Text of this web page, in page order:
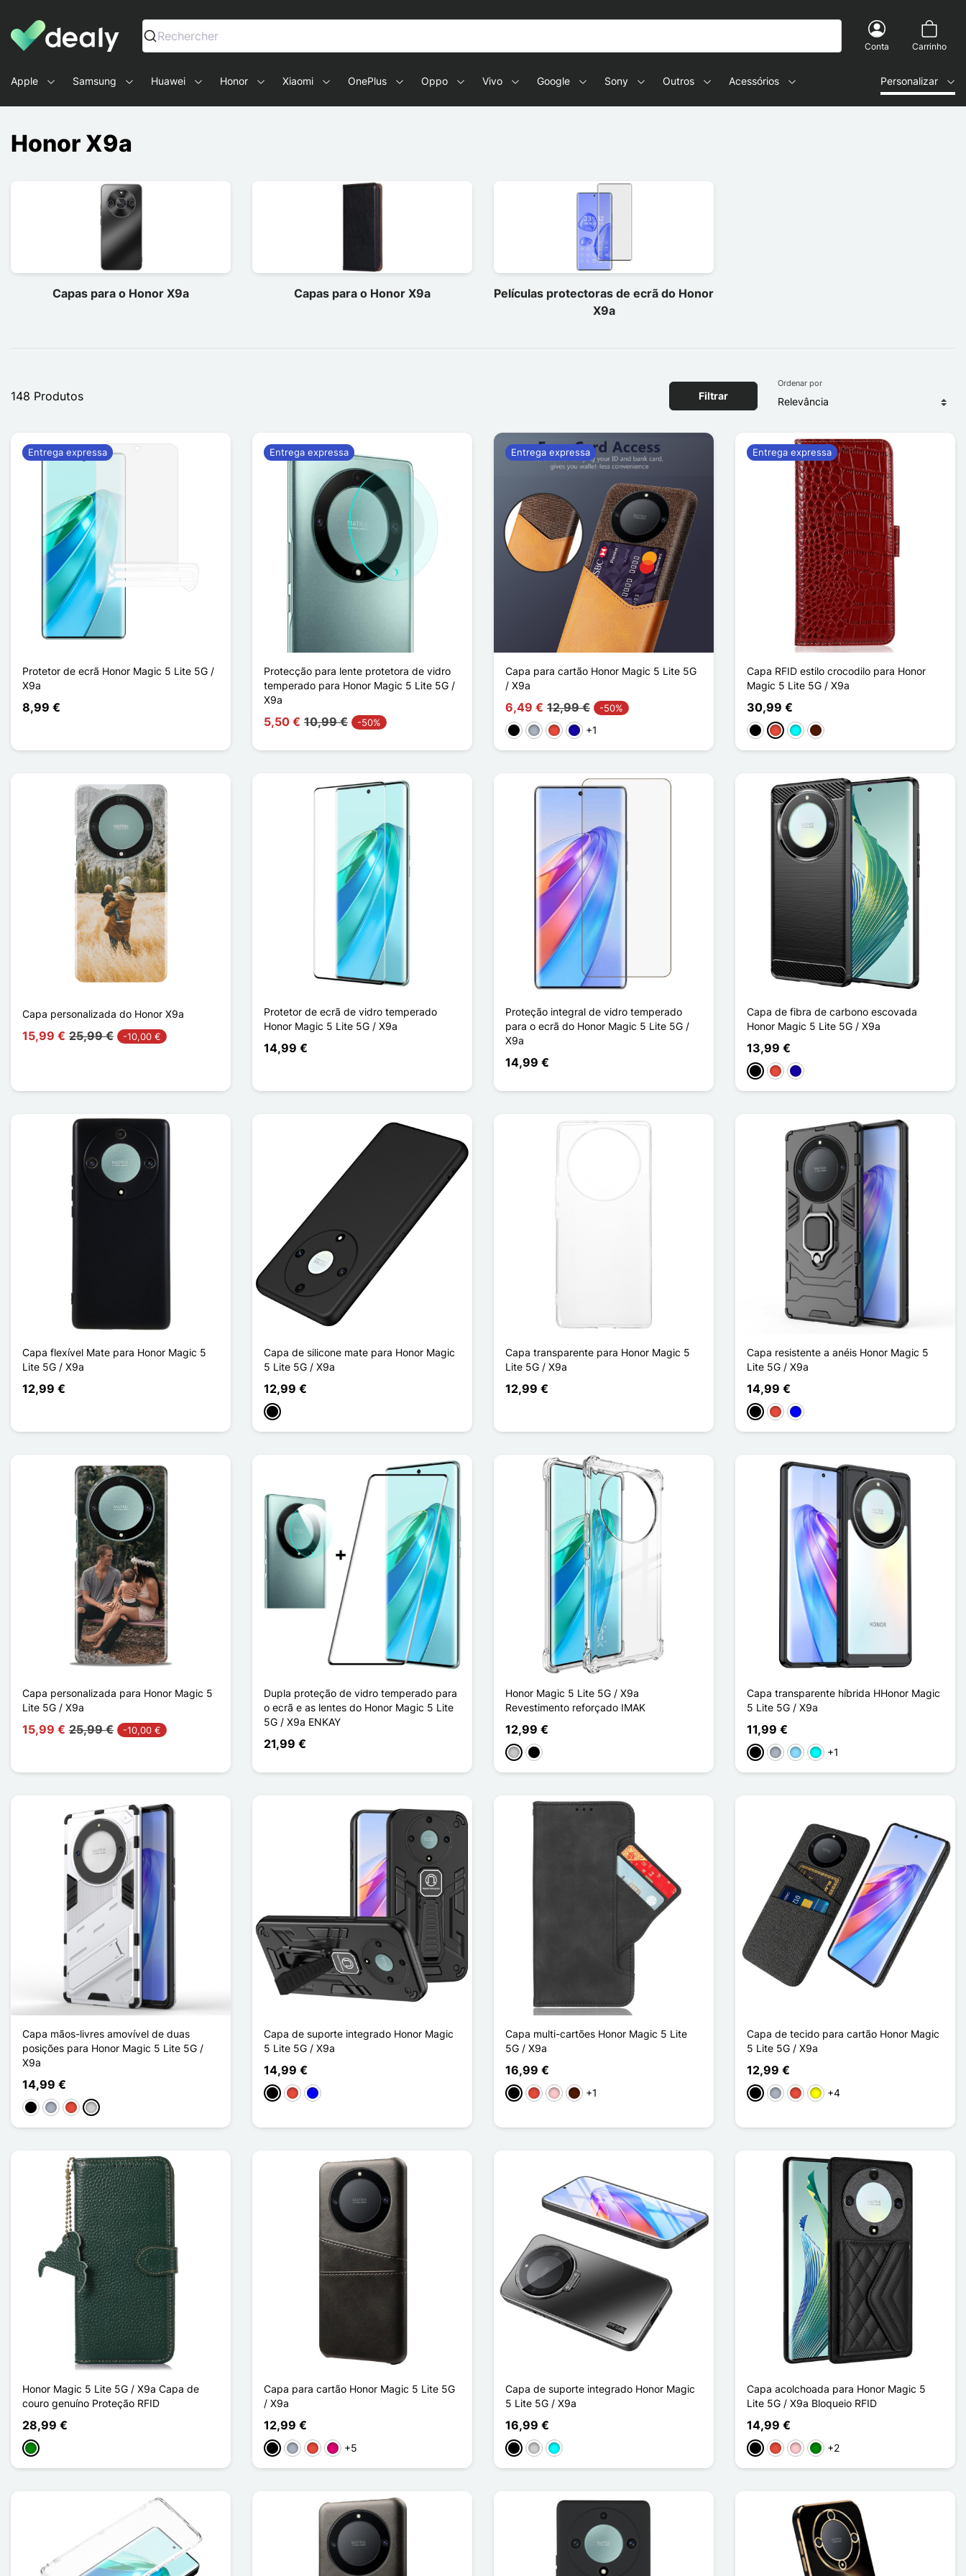
Dealy - Capas e acessórios para smartphones e tablets
Rechercher
Conta Carrinho
Apple Samsung Huawei Honor Xiaomi OnePlus Oppo Vivo Google Sony Outros Acessórios Personalizar
Honor X9a
Capas para o Honor X9a Capas para o Honor X9a
Películas protectoras de ecrã do Honor
X9a
148 Produtos Filtrar
Ordenar por
Protetor de ecrã Honor Magic 5 Lite 5G /
X9a
8,99 €
Entrega expressa
Protecção para lente protetora de vidro
temperado para Honor Magic 5 Lite 5G /
X9a
5,50 € 10,99 € -50%
Entrega expressa
Capa para cartão Honor Magic 5 Lite 5G
/ X9a
6,49 € 12,99 € -50%
PretoCinzentoVermelhoAzul Escuro
+1
Entrega expressa
Capa RFID estilo crocodilo para Honor
Magic 5 Lite 5G / X9a
30,99 €
PretoVermelho
CianoCastanho escuro
Entrega expressa
Capa personalizada do Honor X9a
15,99 € 25,99 € -10,00 €
Protetor de ecrã de vidro temperado
Honor Magic 5 Lite 5G / X9a
14,99 €
Proteção integral de vidro temperado
para o ecrã do Honor Magic 5 Lite 5G /
X9a
14,99 €
Capa de fibra de carbono escovada
Honor Magic 5 Lite 5G / X9a
13,99 €
PretoVermelhoAzul Escuro
Capa flexível Mate para Honor Magic 5
Lite 5G / X9a
12,99 €
Capa de silicone mate para Honor Magic
5 Lite 5G / X9a
12,99 €
Preto
Capa transparente para Honor Magic 5
Lite 5G / X9a
12,99 €
Capa resistente a anéis Honor Magic 5
Lite 5G / X9a
14,99 €
PretoVermelho
Azul
Capa personalizada para Honor Magic 5
Lite 5G / X9a
15,99 € 25,99 € -10,00 €
Dupla proteção de vidro temperado para
o ecrã e as lentes do Honor Magic 5 Lite
5G / X9a ENKAY
21,99 €
Honor Magic 5 Lite 5G / X9a
Revestimento reforçado IMAK
12,99 €
Transparente
Noir Transparent
Capa transparente híbrida HHonor Magic
5 Lite 5G / X9a
11,99 €
PretoCinzentoAzul Claro
Ciano
+1
Capa mãos-livres amovível de duas
posições para Honor Magic 5 Lite 5G /
X9a
14,99 €
PretoCinzento
Vermelho
Prata
Capa de suporte integrado Honor Magic
5 Lite 5G / X9a
14,99 €
PretoVermelho
Azul
Capa multi-cartões Honor Magic 5 Lite
5G / X9a
16,99 €
PretoVermelho
RosaCastanho escuro
+1
Capa de tecido para cartão Honor Magic
5 Lite 5G / X9a
12,99 €
PretoCinzentoVermelho
Amarelo
+4
Honor Magic 5 Lite 5G / X9a Capa de
couro genuíno Proteção RFID
28,99 €
Verde
Capa para cartão Honor Magic 5 Lite 5G
/ X9a
12,99 €
PretoCinzentoVermelho
Magenta
+5
Capa de suporte integrado Honor Magic
5 Lite 5G / X9a
16,99 €
PretoPrataCiano
Capa acolchoada para Honor Magic 5
Lite 5G / X9a Bloqueio RFID
14,99 €
PretoVermelho
RosaVerde
+2